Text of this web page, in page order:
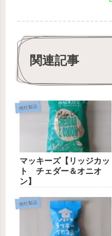
関連記事
他社製品
マッキーズ【リッジカッ
ト チェダー＆オニオ
ン】
他社製品